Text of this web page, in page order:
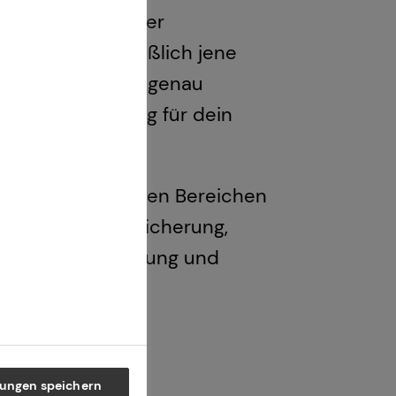
renommierter
ich ausschließlich jene
und Leistung genau
Empfehlung für dein
tecis in vielen Bereichen
und
vorstellen
speichern